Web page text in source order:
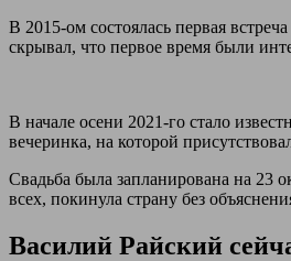
В 2015-ом состоялась первая
скрывал, что первое время были
В начале осени 2021-го стало
вечеринка, на которой
Свадьба была запланирована на 23
всех, покинула страну без
Василий Райский